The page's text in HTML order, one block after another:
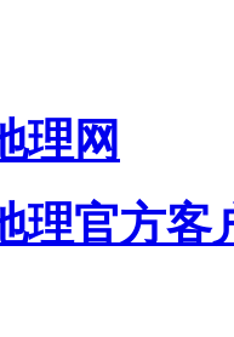
理网
理官方客